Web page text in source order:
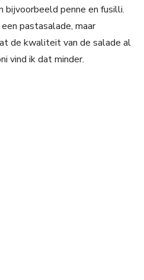
bijvoorbeeld penne en fusilli.
pastasalade, maar
de kwaliteit van de salade al
vind ik dat minder.